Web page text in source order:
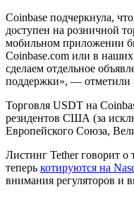
Coinbase подчеркнула,
доступен на розничной
мобильном приложении
Coinbase.com или в
сделаем отдельное
поддержки», — отметили
Торговля USDT на
резидентов США (за
Европейского Союза,
Листинг Tether говорит
теперь котируются на
внимания регуляторов и